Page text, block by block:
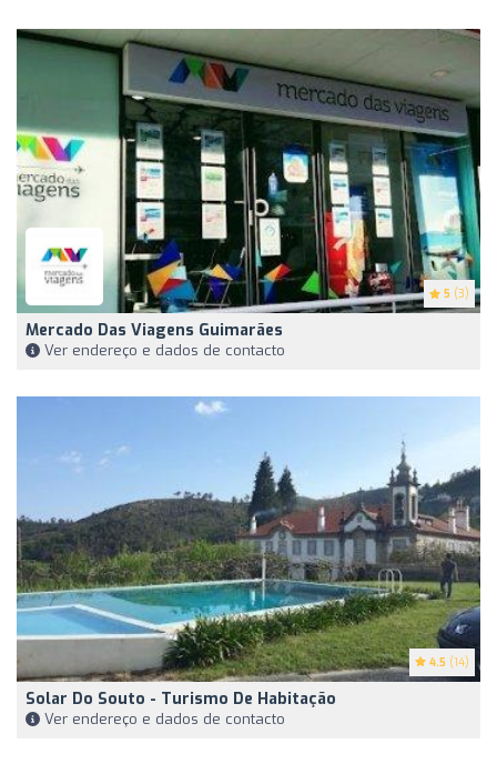
5 (3)
Mercado Das Viagens Guimarães
Ver endereço e dados de contacto
4.5 (14)
Solar Do Souto - Turismo De Habitação
Ver endereço e dados de contacto